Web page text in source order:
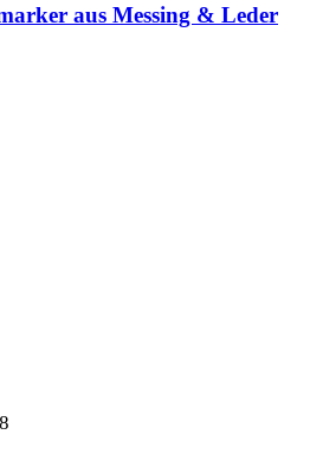
aus Messing & Leder